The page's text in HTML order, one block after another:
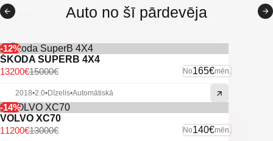
Auto no šī pārdevēja
-12%
ŠKODA SUPERB 4X4
No165€mēn.
15000€
13200€
2018•2.0•Dīzelis•Automātiskā
-14%
VOLVO XC70
No140€mēn.
13000€
11200€